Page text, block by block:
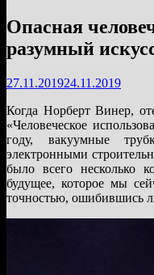
Опасная
разумный
27.11.201924.11.2019
Когда Норберт Винер,
«Человеческое
году, вакуумные
электронными
было всего несколько
будущее, которое мы
точностью, ошибившись